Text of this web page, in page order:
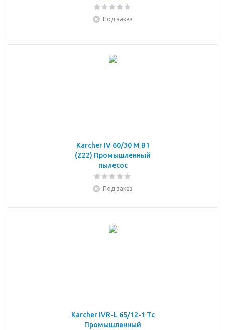
Под заказ
Karcher IV 60/30 M B1
(Z22) Промышленный
пылесос
Под заказ
Karcher IVR-L 65/12-1 Tc
Промышленный